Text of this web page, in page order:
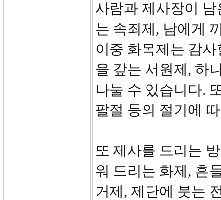
사람과 제사장이
는 속죄제, 남에게
이중 화목제는 감
을 갚는 서원제, 하
나눌 수 있습니다.
팔절 등의 절기에
또 제사를 드리는
워 드리는 화제, 흔
거제, 제단에 붓는